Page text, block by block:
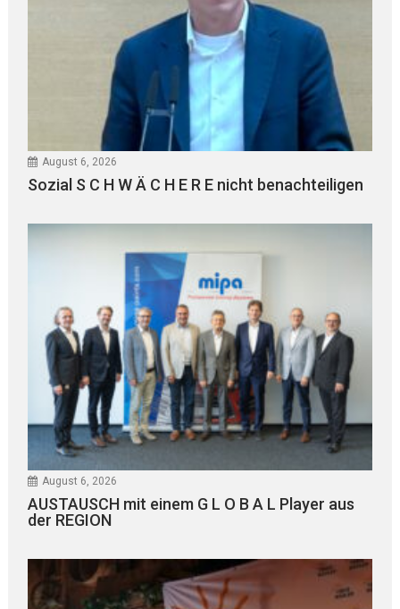
August 6, 2026
Sozial S C H W Ä C H E R E nicht benachteiligen
August 6, 2026
AUSTAUSCH mit einem G L O B A L Player aus
der REGION